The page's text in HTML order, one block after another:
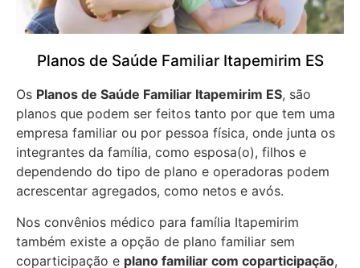
Planos de Saúde Familiar Itapemirim ES
Os Planos de Saúde Familiar Itapemirim ES, são
planos que podem ser feitos tanto por que tem uma
empresa familiar ou por pessoa física, onde junta os
integrantes da família, como esposa(o), filhos e
dependendo do tipo de plano e operadoras podem
acrescentar agregados, como netos e avós.
Nos convênios médico para família Itapemirim
também existe a opção de plano familiar sem
coparticipação e plano familiar com coparticipação,